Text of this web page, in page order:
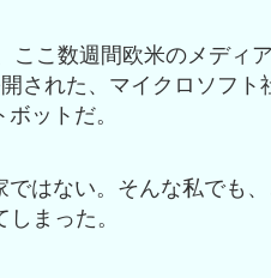
ここ数週間欧米のメディ
された、マイクロソフ
ットだ。
はない。そんな私でも
まった。